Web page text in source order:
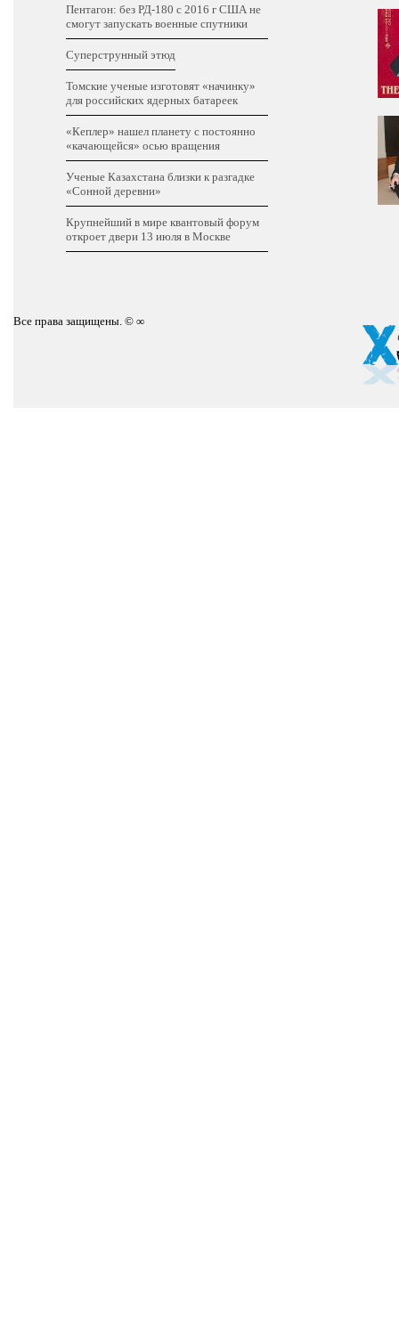
Пентагон: без РД-180 с 2016 г США не
смогут запускать военные спутники
Суперструнный этюд
Томские ученые изготовят «начинку»
для российских ядерных батареек
«Кеплер» нашел планету с постоянно
«качающейся» осью вращения
Ученые Казахстана близки к разгадке
«Сонной деревни»
Крупнейший в мире квантовый форум
откроет двери 13 июля в Москве
Все права защищены. © ∞